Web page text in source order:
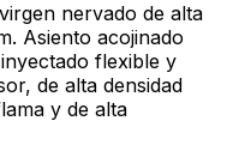
nervado de alta
Asiento acojinado
flexible y
de alta densidad
y de alta